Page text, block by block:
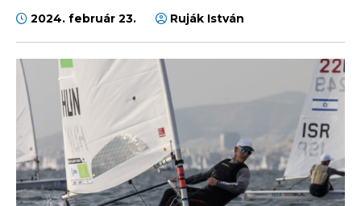
2024. február 23. Ruják István